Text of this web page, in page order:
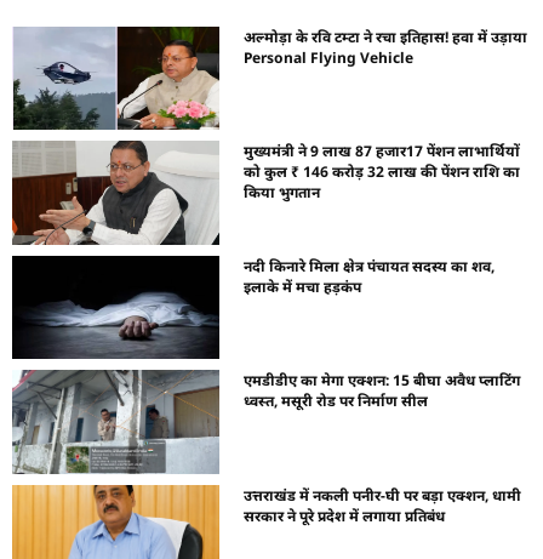
अल्मोड़ा के रवि टम्टा ने रचा इतिहास! हवा में उड़ाया
Personal Flying Vehicle
मुख्यमंत्री ने 9 लाख 87 हजार17 पेंशन लाभार्थियों
को कुल ₹ 146 करोड़ 32 लाख की पेंशन राशि का
किया भुगतान
नदी किनारे मिला क्षेत्र पंचायत सदस्य का शव,
इलाके में मचा हड़कंप
एमडीडीए का मेगा एक्शन: 15 बीघा अवैध प्लाटिंग
ध्वस्त, मसूरी रोड पर निर्माण सील
उत्तराखंड में नकली पनीर-घी पर बड़ा एक्शन, धामी
सरकार ने पूरे प्रदेश में लगाया प्रतिबंध